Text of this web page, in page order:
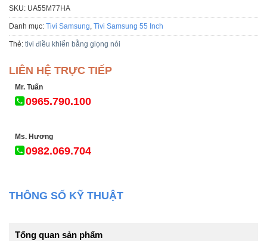
SKU: UA55M77HA
Danh mục: Tivi Samsung, Tivi Samsung 55 Inch
Thẻ: tivi điều khiển bằng giọng nói
LIÊN HỆ TRỰC TIẾP
Mr. Tuấn
0965.790.100
Ms. Hương
0982.069.704
THÔNG SỐ KỸ THUẬT
Tổng quan sản phẩm